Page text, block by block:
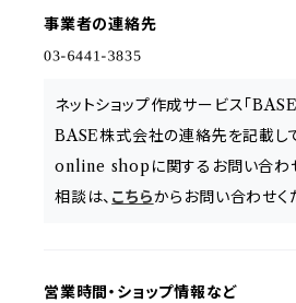
事業者の連絡先
ネットショップ作成サービス「
BASE株式会社の連絡先を記載して
online shopに関するお問い合わ
相談は、 こちらからお問い合わせく
営業時間・ショップ情報など